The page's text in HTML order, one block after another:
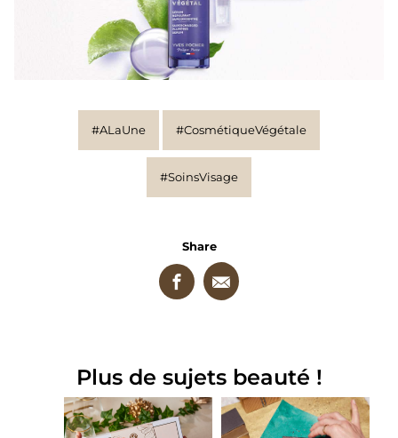
#ALaUne #CosmétiqueVégétale
#SoinsVisage
Share
Plus de sujets beauté !